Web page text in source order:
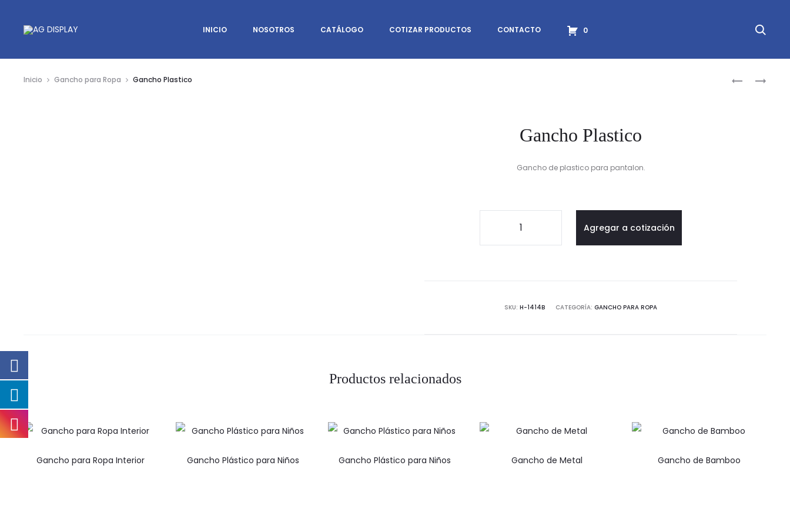
INICIO NOSOTROS CATÁLOGO COTIZAR PRODUCTOS CONTACTO 0
GANCHO
GANCHO
Inicio Gancho para Ropa Gancho Plastico
Gancho Plastico
Gancho de plastico para pantalon.
Gancho
Agregar a cotización
SKU: H-1414B CATEGORÍA: GANCHO PARA ROPA
Productos relacionados
Gancho para Ropa Interior Gancho Plástico para Niños Gancho Plástico para Niños Gancho de Metal Gancho de Bamboo